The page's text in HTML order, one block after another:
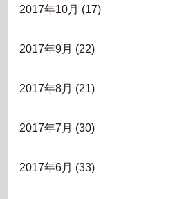
2017年10月 (17)
2017年9月 (22)
2017年8月 (21)
2017年7月 (30)
2017年6月 (33)